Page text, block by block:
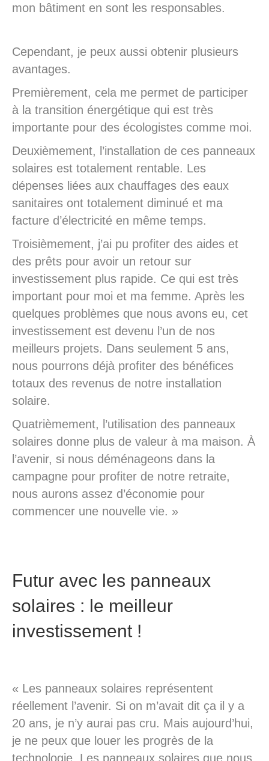
mon bâtiment en sont les responsables.
Cependant, je peux aussi obtenir plusieurs
avantages.
Premièrement, cela me permet de participer
à la transition énergétique qui est très
importante pour des écologistes comme moi.
Deuxièmement, l’installation de ces panneaux
solaires est totalement rentable. Les
dépenses liées aux chauffages des eaux
sanitaires ont totalement diminué et ma
facture d’électricité en même temps.
Troisièmement, j’ai pu profiter des aides et
des prêts pour avoir un retour sur
investissement plus rapide. Ce qui est très
important pour moi et ma femme. Après les
quelques problèmes que nous avons eu, cet
investissement est devenu l’un de nos
meilleurs projets. Dans seulement 5 ans,
nous pourrons déjà profiter des bénéfices
totaux des revenus de notre installation
solaire.
Quatrièmement, l’utilisation des panneaux
solaires donne plus de valeur à ma maison. À
l’avenir, si nous déménageons dans la
campagne pour profiter de notre retraite,
nous aurons assez d’économie pour
commencer une nouvelle vie. »
Futur avec les panneaux
solaires : le meilleur
investissement !
« Les panneaux solaires représentent
réellement l’avenir. Si on m’avait dit ça il y a
20 ans, je n’y aurai pas cru. Mais aujourd’hui,
je ne peux que louer les progrès de la
technologie. Les panneaux solaires que nous